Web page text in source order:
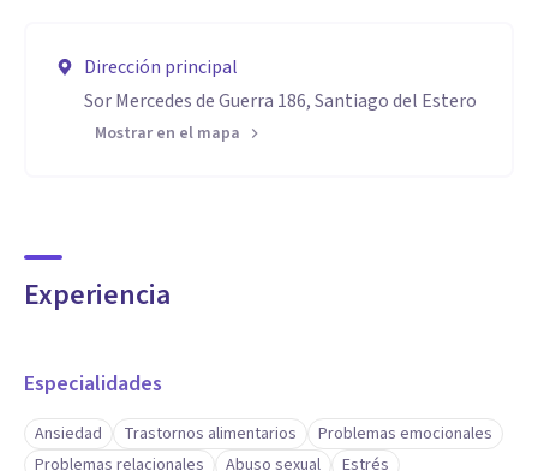
Dirección principal
Sor Mercedes de Guerra 186, Santiago del Estero
Mostrar en el mapa
Experiencia
Especialidades
Ansiedad Trastornos alimentarios
Problemas emocionales
Problemas relacionales
Abuso sexual
Estrés